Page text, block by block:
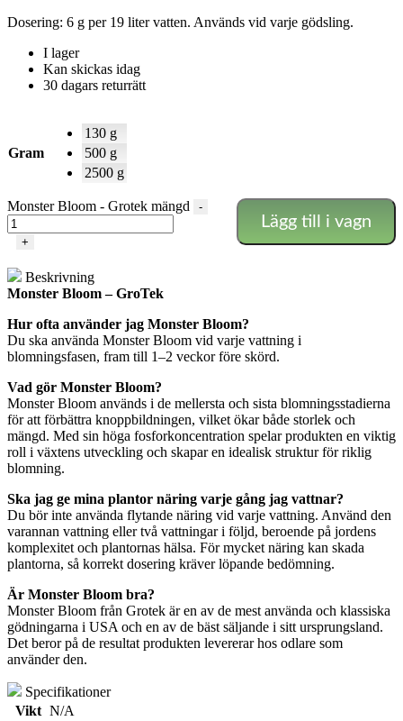
Dosering: 6 g per 19 liter vatten. Används vid varje gödsling.
I lager
Kan skickas idag
30 dagars returrätt
Gram
130 g
500 g
2500 g
Monster Bloom - Grotek mängd -
+
Lägg till i vagn
Beskrivning
Monster Bloom – GroTek
Hur ofta använder jag Monster Bloom?
Du ska använda Monster Bloom vid varje vattning i
blomningsfasen, fram till 1–2 veckor före skörd.
Vad gör Monster Bloom?
Monster Bloom används i de mellersta och sista blomningsstadierna
för att förbättra knoppbildningen, vilket ökar både storlek och
mängd. Med sin höga fosforkoncentration spelar produkten en viktig
roll i växtens utveckling och skapar en idealisk struktur för riklig
blomning.
Ska jag ge mina plantor näring varje gång jag vattnar?
Du bör inte använda flytande näring vid varje vattning. Använd den
varannan vattning eller två vattningar i följd, beroende på jordens
komplexitet och plantornas hälsa. För mycket näring kan skada
plantorna, så korrekt dosering kräver löpande bedömning.
Är Monster Bloom bra?
Monster Bloom från Grotek är en av de mest använda och klassiska
gödningarna i USA och en av de bäst säljande i sitt ursprungsland.
Det beror på de resultat produkten levererar hos odlare som
använder den.
Specifikationer
Vikt N/A